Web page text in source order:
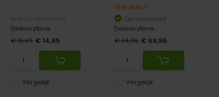
Vergelijk
Deliverytime
€ 15,95 € 14,95
Vergelijk
Op voorraad
Deliverytime
€ 74,99 € 69,95